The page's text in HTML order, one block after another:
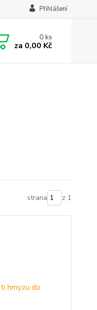
Přihlášení
0ks
za 0,00 Kč
strana z 1